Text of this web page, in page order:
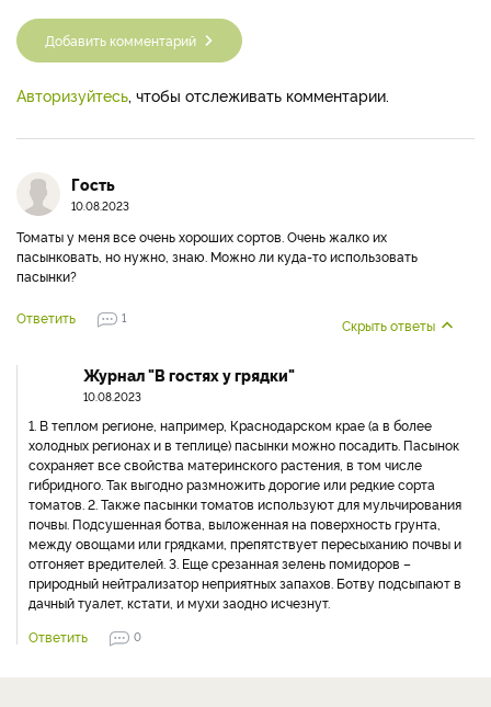
Добавить комментарий
Авторизуйтесь, чтобы отслеживать комментарии.
Гость
10.08.2023
Томаты у меня все очень хороших сортов. Очень жалко их
пасынковать, но нужно, знаю. Можно ли куда-то использовать
пасынки?
Ответить 1 Скрыть ответы
Журнал "В гостях у грядки"
10.08.2023
1. В теплом регионе, например, Краснодарском крае (а в более
холодных регионах и в теплице) пасынки можно посадить. Пасынок
сохраняет все свойства материнского растения, в том числе
гибридного. Так выгодно размножить дорогие или редкие сорта
томатов. 2. Также пасынки томатов используют для мульчирования
почвы. Подсушенная ботва, выложенная на поверхность грунта,
между овощами или грядками, препятствует пересыханию почвы и
отгоняет вредителей. 3. Еще срезанная зелень помидоров –
природный нейтрализатор неприятных запахов. Ботву подсыпают в
дачный туалет, кстати, и мухи заодно исчезнут.
Ответить
0